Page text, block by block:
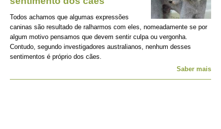
Todos achamos que algumas expressões
caninas são resultado de ralharmos com eles, nomeadamente se por
algum motivo pensamos que devem sentir culpa ou vergonha.
Contudo, segundo investigadores australianos, nenhum desses
sentimentos é próprio dos cães.
Saber mais